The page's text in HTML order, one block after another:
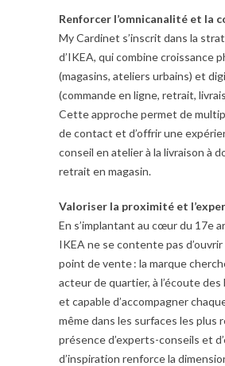
Renforcer l’omnicanalité et la
My Cardinet s’inscrit dans la
d’IKEA, qui combine croissance
(magasins, ateliers urbains) et
(commande en ligne, retrait,
Cette approche permet de
de contact et d’offrir une
conseil en atelier à la livraison à
retrait en magasin.
Valoriser la proximité et
En s’implantant au cœur du 17e
IKEA ne se contente pas
point de vente : la marque
acteur de quartier, à l’écoute
et capable d’accompagner
même dans les surfaces les plus
présence d’experts-conseils et
d’inspiration renforce la